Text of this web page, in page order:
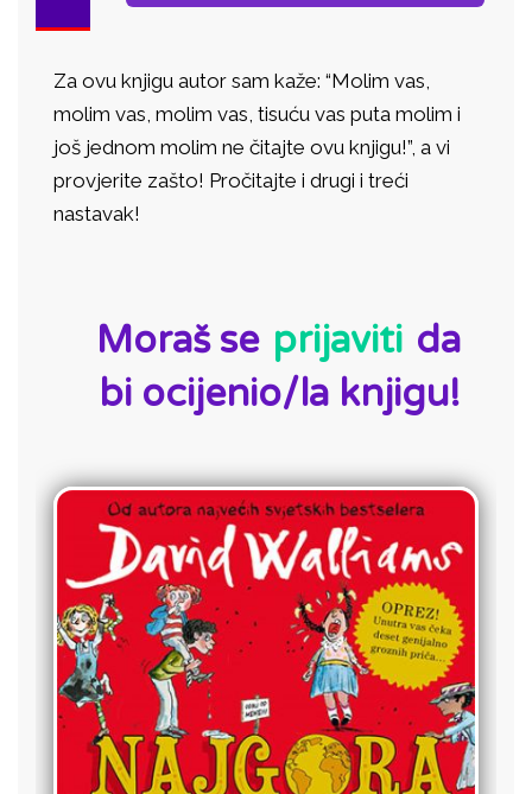
Za ovu knjigu autor sam kaže: “Molim vas,
molim vas, molim vas, tisuću vas puta molim i
još jednom molim ne čitajte ovu knjigu!”, a vi
provjerite zašto! Pročitajte i drugi i treći
nastavak!
Moraš se prijaviti da
bi ocijenio/la knjigu!